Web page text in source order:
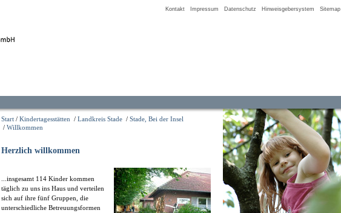
Kontakt Impressum Datenschutz Hinweisgebersystem Sitemap
Start / Kindertagesstätten / Landkreis Stade / Stade, Bei der Insel
/ Willkommen
Herzlich willkommen
...insgesamt 114 Kinder kommen
täglich zu uns ins Haus und verteilen
sich auf ihre fünf Gruppen, die
unterschiedliche Betreuungsformen